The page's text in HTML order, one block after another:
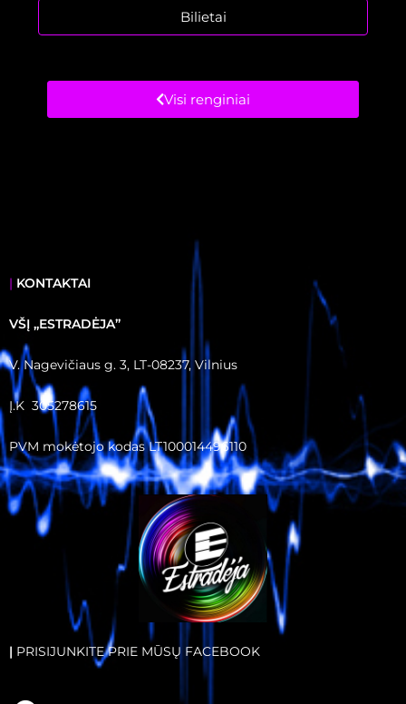
Bilietai
Visi renginiai
| KONTAKTAI
VŠĮ ,,ESTRADĖJA”
V. Nagevičiaus g. 3, LT-08237, Vilnius
Į.K 305278615
PVM mokėtojo kodas LT100014496110
| PRISIJUNKITE PRIE MŪSŲ FACEBOOK